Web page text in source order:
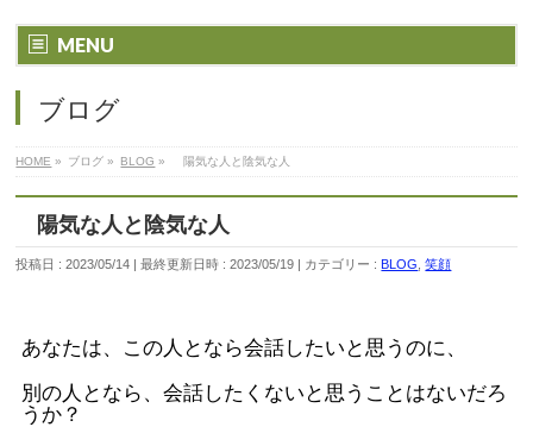
MENU
ブログ
HOME » ブログ » BLOG » 陽気な人と陰気な人
陽気な人と陰気な人
投稿日 : 2023/05/14 最終更新日時 : 2023/05/19 カテゴリー :BLOG ,笑顔
あなたは、この人となら会話したいと思うのに、
別の人となら、会話したくないと思うことはないだろ
うか？